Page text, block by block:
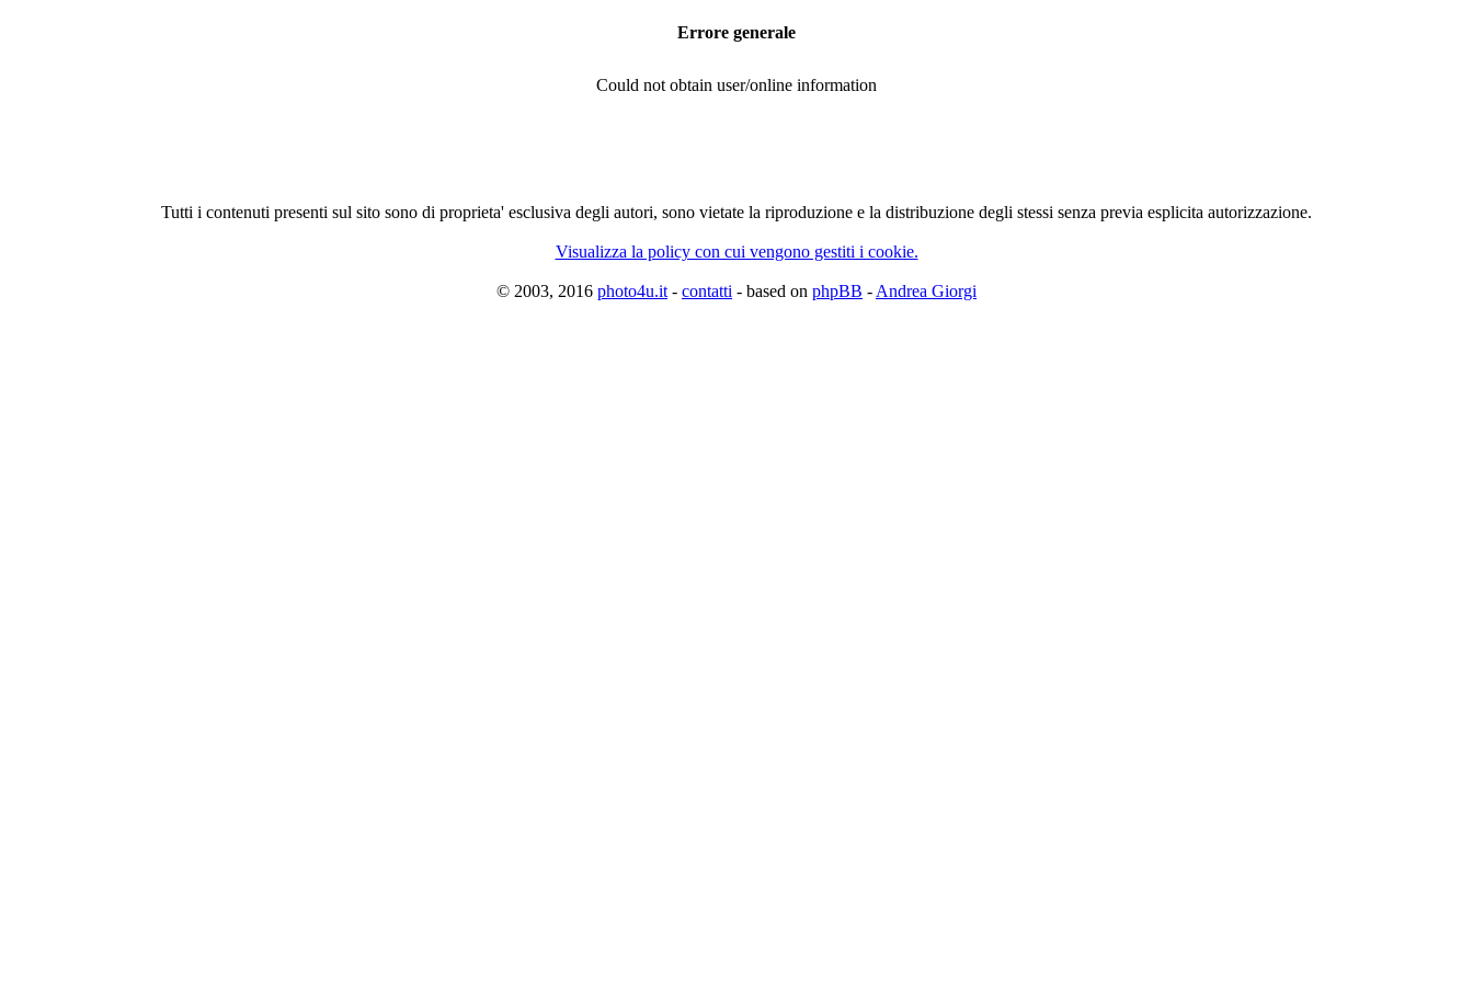
Errore generale
Could not obtain user/online information
Tutti i contenuti presenti sul sito sono di proprieta' esclusiva degli autori, sono vietate la riproduzione e la distribuzione degli stessi senza previa esplicita autorizzazione.
Visualizza la policy con cui vengono gestiti i cookie.
© 2003, 2016 photo4u.it - contatti - based on phpBB - Andrea Giorgi